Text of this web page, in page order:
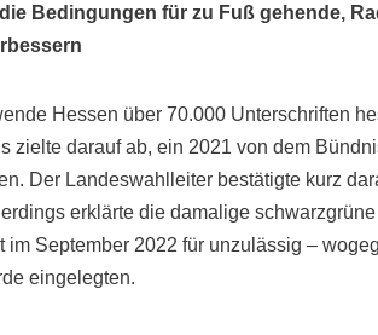
Bedingungen für zu Fuß gehende,
Hessen über 70.000 Unterschriften
zielte darauf ab, ein 2021 von dem
Der Landeswahlleiter bestätigte kurz
erklärte die damalige
September 2022 für unzulässig –
eingelegten.